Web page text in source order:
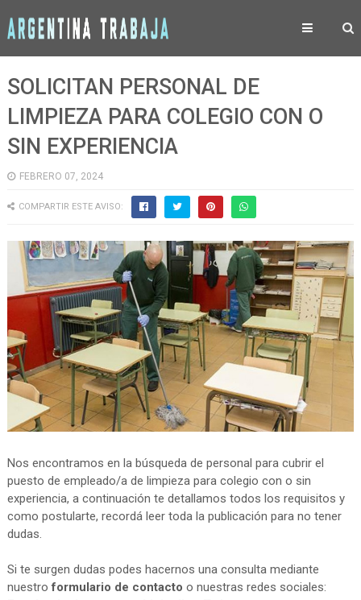
SOLICITAN PERSONAL DE
LIMPIEZA PARA COLEGIO CON O
SIN EXPERIENCIA
FEBRERO 07, 2024
COMPARTIR ESTE AVISO:
Nos encontramos en la búsqueda de personal para cubrir el
puesto de empleado/a de limpieza para colegio con o sin
experiencia, a continuación te detallamos todos los requisitos y
como postularte, recordá leer toda la publicación para no tener
dudas.
Si te surgen dudas podes hacernos una consulta mediante
nuestroformulario de contacto o nuestras redes sociales: